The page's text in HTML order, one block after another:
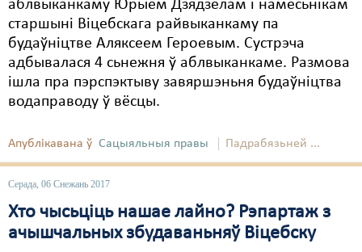
аблвыканкаму Юрыем Дзядзёлам і намесьнікам
старшыні Віцебскага райвыканкаму па
будаўніцтве Аляксеем Героевым. Сустрэча
адбывалася 4 сьнежня ў аблвыканкаме. Размова
ішла пра пэрспэктыву завяршэньня будаўніцтва
водаправоду ў вёсцы.
Апублікавана ў Сацыяльныя правы Падрабязьней ...
Серада, 06 Снежань 2017
Хто чысьціць нашае лайно? Рэпартаж з
ачышчальных збудаваньняў Віцебску